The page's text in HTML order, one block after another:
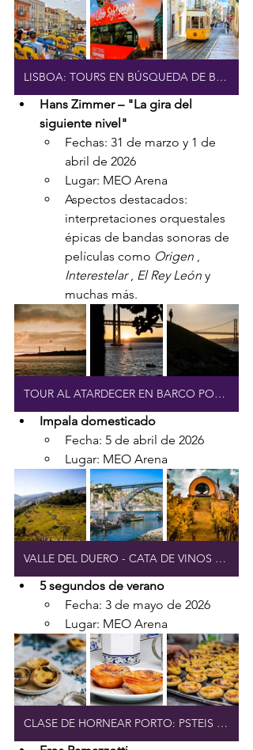
LISBOA: TOURS EN BÚSQUEDA DE BAJADAS
Hans Zimmer – "La gira del
siguiente nivel"
Fechas: 31 de marzo y 1 de
abril de 2026
Lugar: MEO Arena
Aspectos destacados:
interpretaciones orquestales
épicas de bandas sonoras de
películas como Origen ,
Interestelar , El Rey León y
muchas más.
TOUR AL ATARDECER EN BARCO POR LISBOA
Impala domesticado
Fecha: 5 de abril de 2026
Lugar: MEO Arena
VALLE DEL DUERO - CATA DE VINOS EXCLUSIVA
5 segundos de verano
Fecha: 3 de mayo de 2026
Lugar: MEO Arena
CLASE DE HORNEAR PORTO: PSTEIS DE NATA